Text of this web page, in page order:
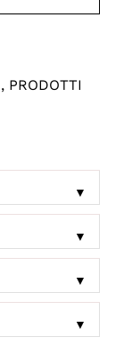
, PRODOTTI
▼
▼
▼
▼